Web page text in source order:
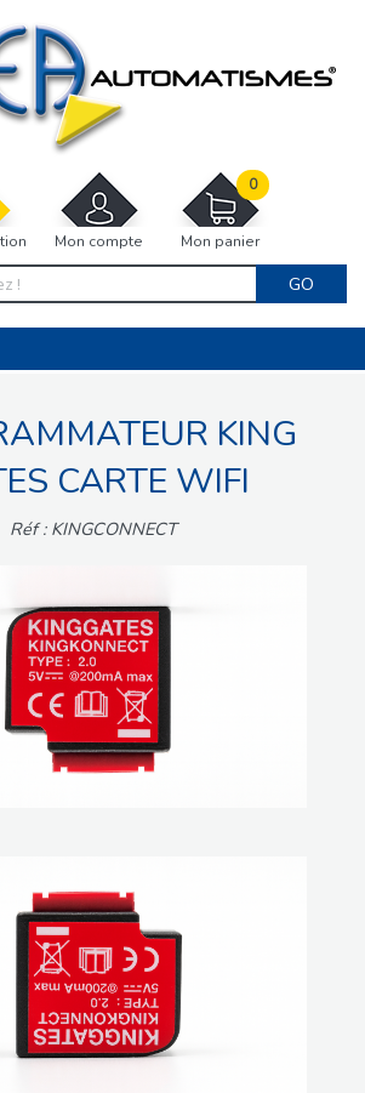
Mon compte Mon panier
0
GO
MOTORISATIONS
ET ELECTRONIQUES
INTERPHONES VISIOPHONES
KING
CARTE WIFI
Réf : KINGCONNECT